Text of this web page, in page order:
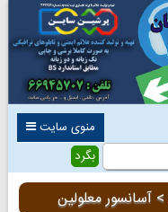
منوی سایت
> آسانسور معلولین